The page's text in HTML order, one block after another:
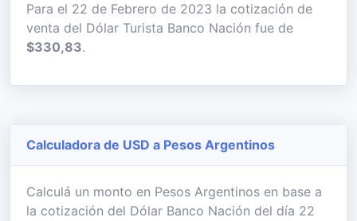
Para el 22 de Febrero de 2023 la cotización de
venta del Dólar Turista Banco Nación fue de
$330,83.
Calculadora de USD a Pesos Argentinos
Calculá un monto en Pesos Argentinos en base a
la cotización del Dólar Banco Nación del día 22